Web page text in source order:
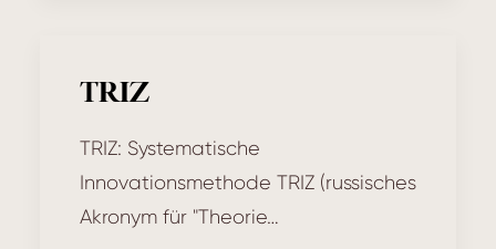
TRIZ
TRIZ: Systematische
Innovationsmethode TRIZ (russisches
Akronym für "Theorie…